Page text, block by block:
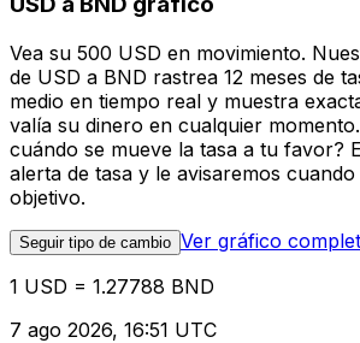
Vea su 500 USD en movimiento.
de USD a BND rastrea 12 meses de
medio en tiempo real y muestra
valía su dinero en cualquier
cuándo se mueve la tasa a tu favor?
alerta de tasa y le avisaremos
objetivo.
Seguir tipo de cambio Ver gráfico
1 USD = 1.27788 BND
7 ago 2026, 16:51 UTC